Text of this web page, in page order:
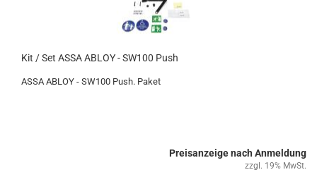
Kit / Set ASSA ABLOY - SW100 Push
ASSA ABLOY - SW100 Push. Paket
Preisanzeige nach Anmeldung
zzgl. 19% MwSt.